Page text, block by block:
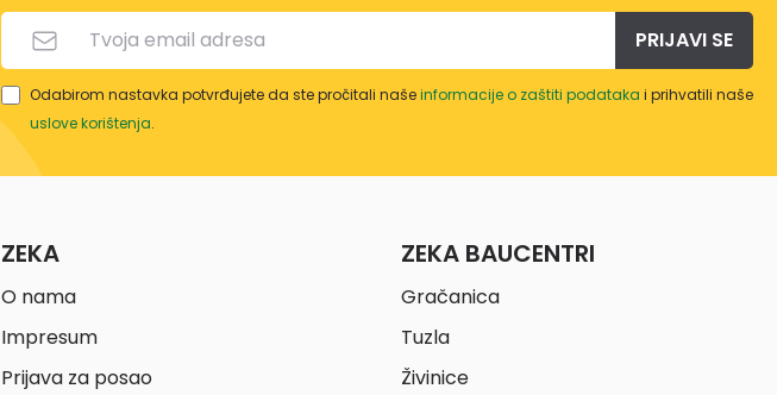
PRIJAVI SE
Odabirom nastavka potvrđujete da ste pročitali našeinformacije o zaštiti podataka i prihvatili naše
uslove korištenja.
ZEKA
O nama
Impresum
Prijava za posao
ZEKA BAUCENTRI
Gračanica
Tuzla
Živinice